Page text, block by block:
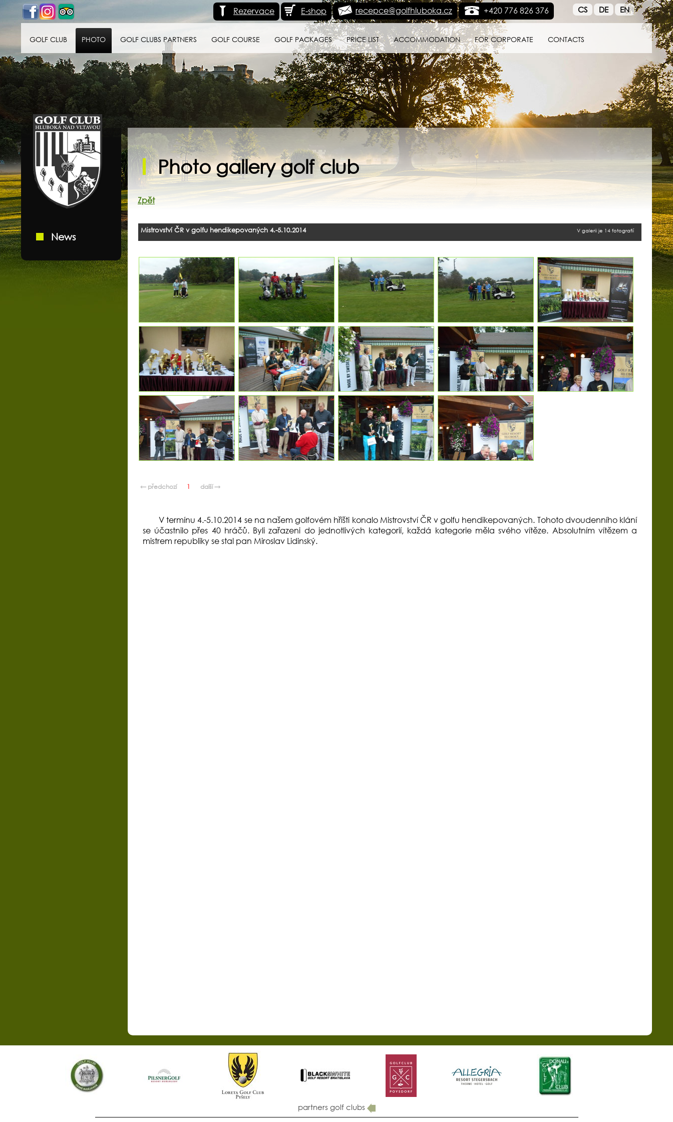
CS DE EN
+420 776 826 376
recepce@golfhluboka.cz
E-shop
Rezervace
GOLF CLUB PHOTO GOLF CLUBS PARTNERS GOLF COURSE GOLF PACKAGES PRICE LIST ACCOMMODATION FOR CORPORATE CONTACTS
Golf klub Hluboká
nad Vltavou
News
Photo gallery golf club
Zpět
Mistrovství ČR v golfu hendikepovaných 4.-5.10.2014 V galerii je 14 fotografií
← předchozí 1 další →
V termínu 4.-5.10.2014 se na našem golfovém hřišti konalo Mistrovství ČR v golfu hendikepovaných. Tohoto dvoudenního klání
se účastnilo přes 40 hráčů. Byli zařazeni do jednotlivých kategorií, každá kategorie měla svého vítěze. Absolutním vítězem a
mistrem republiky se stal pan Miroslav Lidinský.
partners golf clubs